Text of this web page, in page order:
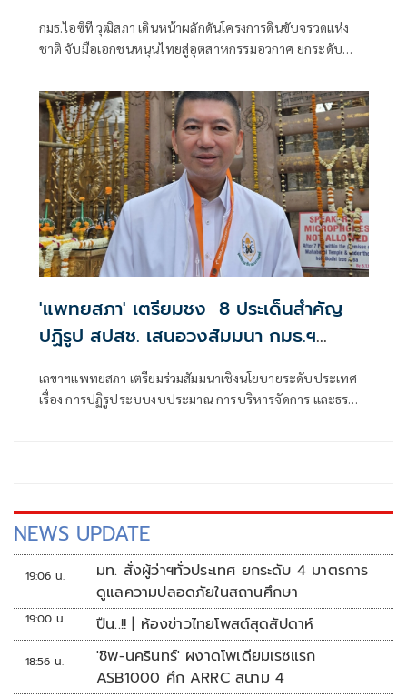
กมธ.ไอซีที วุฒิสภา เดินหน้าผลักดันโครงการดินขับจรวดแห่ง
ชาติ จับมือเอกชนหนุนไทยสู่อุตสาหกรรมอวกาศ ยกระดับ
'แพทยสภา' เตรียมชง 8 ประเด็นสำคัญ
ปฏิรูป สปสช. เสนอวงสัมมนา กมธ.ฯ
เลขาฯแพทยสภา เตรียมร่วมสัมมนาเชิงนโยบายระดับประเทศ
เรื่อง การปฏิรูประบบงบประมาณ การบริหารจัดการ และธร
NEWS UPDATE
19:06 น.
มท. สั่งผู้ว่าฯทั่วประเทศ ยกระดับ 4 มาตรการ
ดูแลความปลอดภัยในสถานศึกษา
19:00 น. ปืน..!! | ห้องข่าวไทยโพสต์สุดสัปดาห์
18:56 น.
'ชิพ-นครินทร์' ผงาดโพเดียมเรซแรก
ASB1000 ศึก ARRC สนาม 4